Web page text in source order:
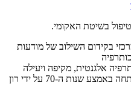
בשיטת האקומי.
בקידום השילוב של מודעות
אלגנטית, מקיפה ויעילה
לשינוי והתפתחות אנושית. שיטה זו פותחה באמצע שנות ה-70 על ידי רון